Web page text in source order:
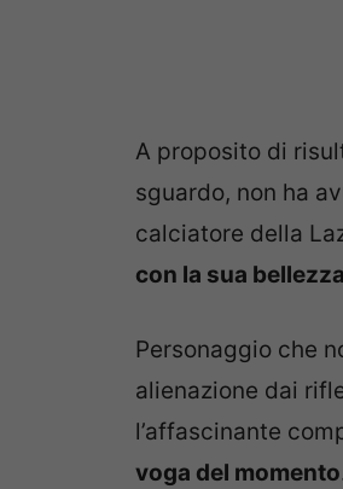
A proposito di
sguardo, non ha
calciatore della
con la sua bellezza
Personaggio che
alienazione dai
l’affascinante
voga del momento